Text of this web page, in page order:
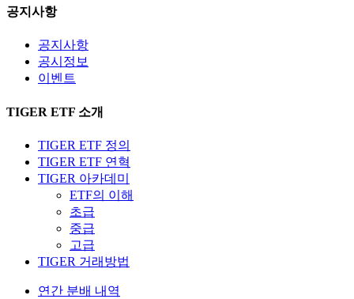
공지사항
공지사항
공시정보
이벤트
TIGER ETF 소개
TIGER ETF 정의
TIGER ETF 연혁
TIGER 아카데미
ETF의 이해
초급
중급
고급
TIGER 거래방법
연간 분배 내역